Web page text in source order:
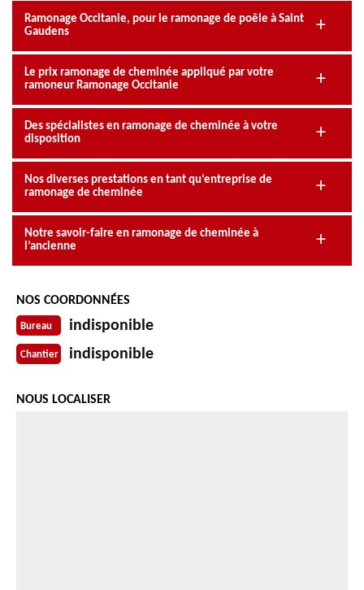
Ramonage Occitanie, pour le ramonage de poêle à Saint
Gaudens
Le prix ramonage de cheminée appliqué par votre
ramoneur Ramonage Occitanie
Des spécialistes en ramonage de cheminée à votre
disposition
Nos diverses prestations en tant qu’entreprise de
ramonage de cheminée
Notre savoir-faire en ramonage de cheminée à
l’ancienne
NOS COORDONNÉES
Bureau indisponible
Chantier indisponible
NOUS LOCALISER